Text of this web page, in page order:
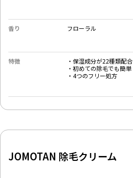
香り フローラル
特徴
・保湿成分が22種類配合
・初めての除毛でも簡単
・4つのフリー処方
JOMOTAN 除毛クリーム